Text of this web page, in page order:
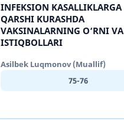
INFEKSION KASALLIKLARGA
QARSHI KURASHDA
VAKSINALARNING O‘RNI VA
ISTIQBOLLARI
Asilbek Luqmonov (Muallif)
75-76